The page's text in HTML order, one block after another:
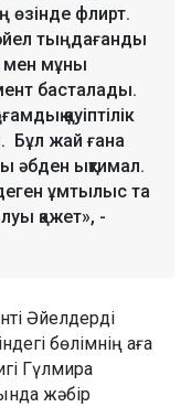
өзінде флирт.
әйел тыңдағанды
мен мұны
басталады.
қауіптілік
Бұл жай ғана
әбден ықтимал.
ұмтылыс та
қажет», -
Әйелдерді
бөлімнің аға
Гүлмира
жәбір